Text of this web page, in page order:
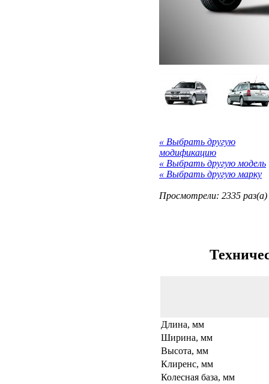
« Выбрать другую
модификацию
« Выбрать другую модель
« Выбрать другую марку
Просмотрели: 2335 раз(а)
Длина, мм
Ширина, мм
Высота, мм
Клиренс, мм
Колесная база, мм